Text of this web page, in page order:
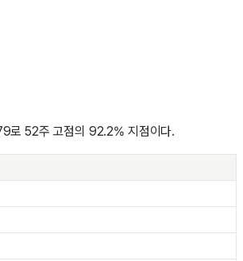
로 52주 고점의 92.2% 지점이다.